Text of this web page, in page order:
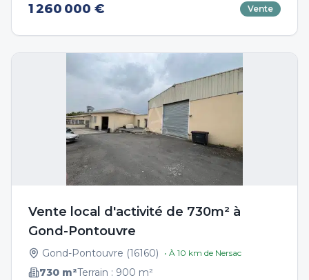
1 260 000 € Vente
Vente local d'activité de 730m² à
Gond-Pontouvre
Gond-Pontouvre (16160) • À 10 km de Nersac
730 m²Terrain : 900 m²